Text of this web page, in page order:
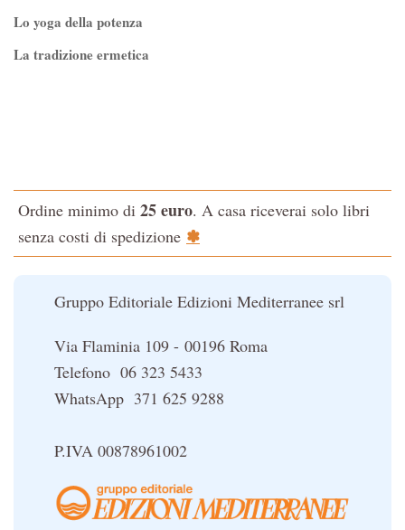
Lo yoga della potenza
La tradizione ermetica
La Cabala
Il potere del serpente
Ordine minimo di 25 euro. A casa riceverai solo libri
senza costi di spedizione ✽
Gruppo Editoriale Edizioni Mediterranee srl
Via Flaminia 109 - 00196 Roma
Telefono 06 323 5433
WhatsApp 371 625 9288
P.IVA 00878961002